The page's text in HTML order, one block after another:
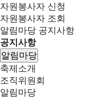
자원봉사자 신청
자원봉사자 조회
알림마당 공지사항
공지사항
알림마당
축제소개
조직위원회
알림마당